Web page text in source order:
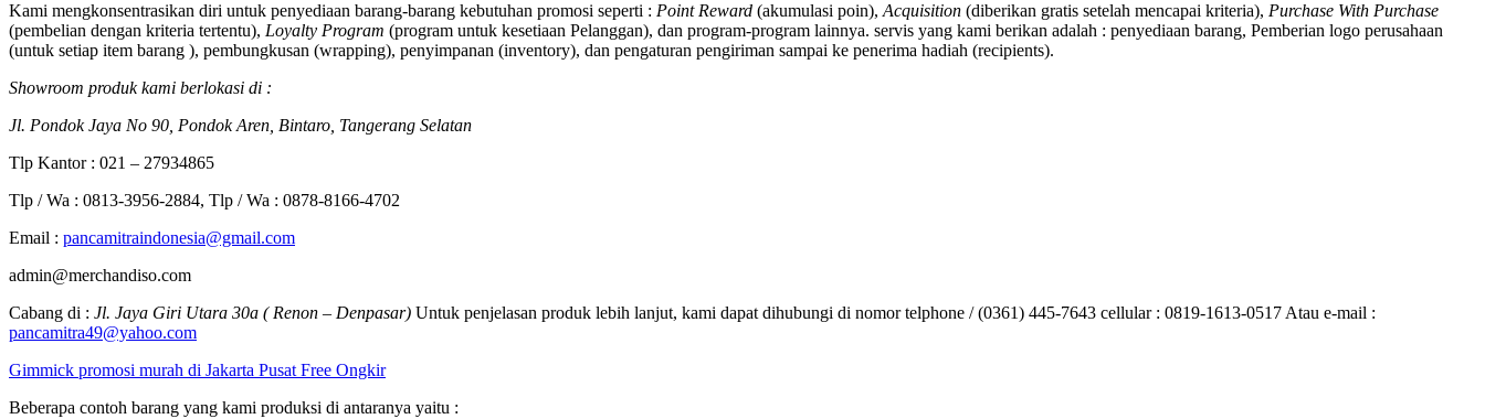
Kami mengkonsentrasikan diri untuk penyediaan barang-barang kebutuhan promosi seperti : Point Reward (akumulasi poin), Acquisition (diberikan gratis setelah mencapai kriteria), Purchase With Purchase
(pembelian dengan kriteria tertentu), Loyalty Program (program untuk kesetiaan Pelanggan), dan program-program lainnya. servis yang kami berikan adalah : penyediaan barang, Pemberian logo perusahaan
(untuk setiap item barang ), pembungkusan (wrapping), penyimpanan (inventory), dan pengaturan pengiriman sampai ke penerima hadiah (recipients).
Showroom produk kami berlokasi di :
Jl. Pondok Jaya No 90, Pondok Aren, Bintaro, Tangerang Selatan
Tlp Kantor : 021 – 27934865
Tlp / Wa : 0813-3956-2884, Tlp / Wa : 0878-8166-4702
Email : pancamitraindonesia@gmail.com
admin@merchandiso.com
Cabang di : Jl. Jaya Giri Utara 30a ( Renon – Denpasar) Untuk penjelasan produk lebih lanjut, kami dapat dihubungi di nomor telphone / (0361) 445-7643 cellular : 0819-1613-0517 Atau e-mail :
pancamitra49@yahoo.com
Gimmick promosi murah di Jakarta Pusat Free Ongkir
Beberapa contoh barang yang kami produksi di antaranya yaitu :